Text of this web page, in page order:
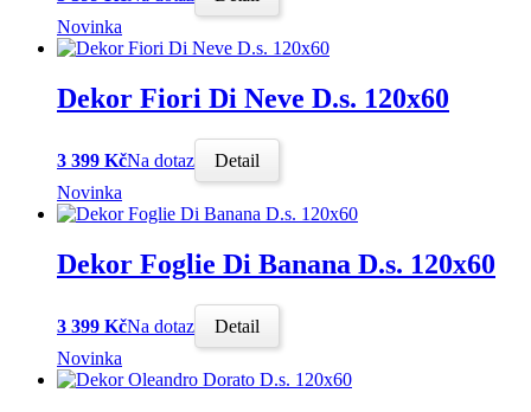
Novinka
Dekor Fiori Di Neve D.s. 120x60
3 399 KčNa dotaz
Detail
Novinka
Dekor Foglie Di Banana D.s. 120x60
3 399 KčNa dotaz
Detail
Novinka